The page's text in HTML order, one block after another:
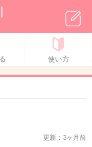
使い方
更新：3ヶ月前